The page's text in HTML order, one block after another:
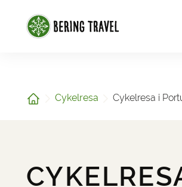
Hem Cykelresa Cykelresa i